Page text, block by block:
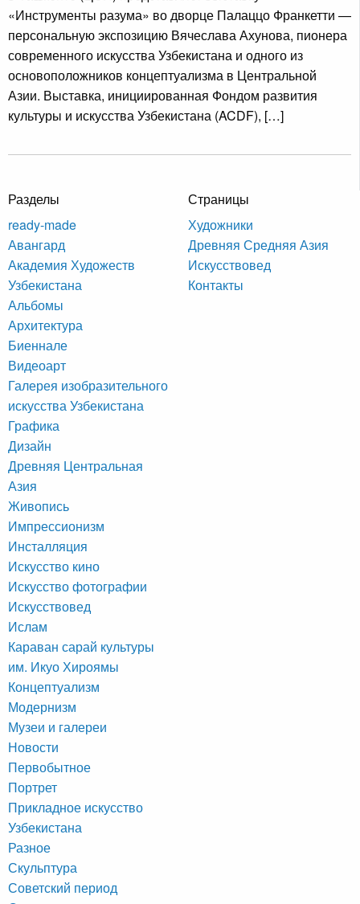
«Инструменты разума» во дворце Палаццо Франкетти —
персональную экспозицию Вячеслава Ахунова, пионера
современного искусства Узбекистана и одного из
основоположников концептуализма в Центральной
Азии. Выставка, инициированная Фондом развития
культуры и искусства Узбекистана (ACDF), […]
Разделы
ready-made
Авангард
Академия Художеств
Узбекистана
Альбомы
Архитектура
Биеннале
Видеоарт
Галерея изобразительного
искусства Узбекистана
Графика
Дизайн
Древняя Центральная
Азия
Живопись
Импрессионизм
Инсталляция
Искусство кино
Искусство фотографии
Искусствовед
Ислам
Караван сарай культуры
им. Икуо Хироямы
Концептуализм
Модернизм
Музеи и галереи
Новости
Первобытное
Портрет
Прикладное искусство
Узбекистана
Разное
Скульптура
Советский период
Страницы
Художники
Древняя Средняя Азия
Искусствовед
Контакты